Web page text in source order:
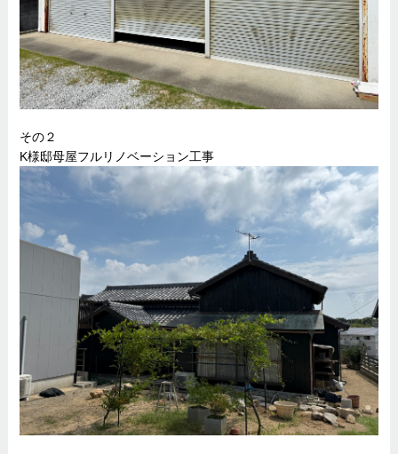
その２
K様邸母屋フルリノベーション工事